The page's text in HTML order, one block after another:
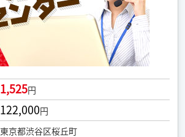
1,525円
122,000円
東京都渋谷区桜丘町